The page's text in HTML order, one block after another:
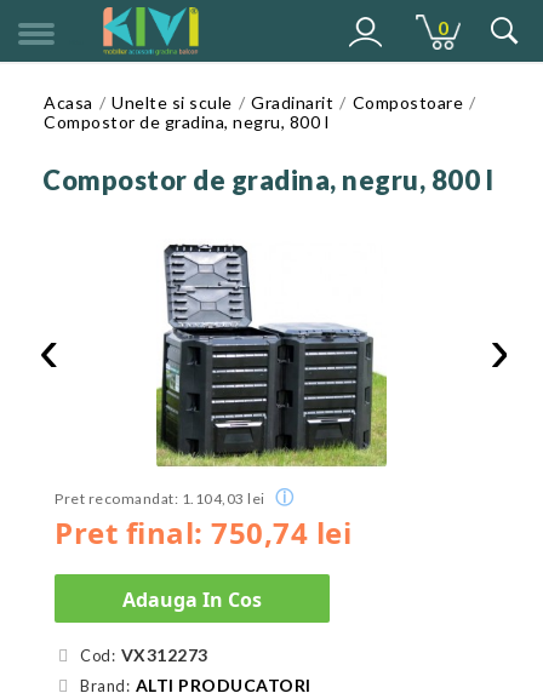
0
Acasa Unelte si scule Gradinarit
Compostoare
Compostor de gradina, negru, 800 l
Compostor de gradina, negru, 800 l
‹ ›
Pret final: 750,74 lei
Pret recomandat: 1.104,03 lei ⓘ
Adauga In Cos
Cod: VX312273
Brand: ALTI PRODUCATORI